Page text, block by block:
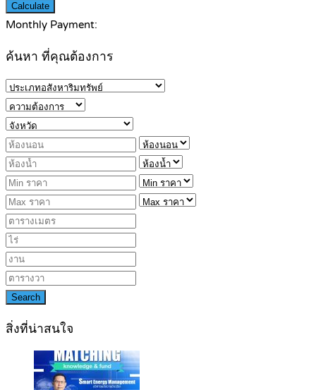
Calculate
Monthly Payment:
ค้นหา ที่คุณต้องการ
Search
สิ่งที่น่าสนใจ